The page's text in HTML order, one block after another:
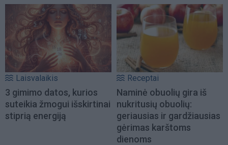
Laisvalaikis
3 gimimo datos, kurios
suteikia žmogui išskirtinai
stiprią energiją
Receptai
Naminė obuolių gira iš
nukritusių obuolių:
geriausias ir gardžiausias
gėrimas karštoms
dienoms